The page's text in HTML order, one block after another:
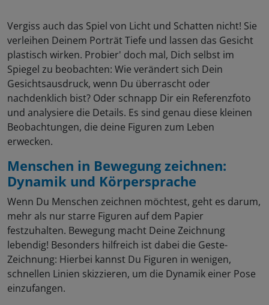
Vergiss auch das Spiel von Licht und Schatten nicht! Sie
verleihen Deinem Porträt Tiefe und lassen das Gesicht
plastisch wirken. Probier' doch mal, Dich selbst im
Spiegel zu beobachten: Wie verändert sich Dein
Gesichtsausdruck, wenn Du überrascht oder
nachdenklich bist? Oder schnapp Dir ein Referenzfoto
und analysiere die Details. Es sind genau diese kleinen
Beobachtungen, die deine Figuren zum Leben
erwecken.
Menschen in Bewegung zeichnen:
Dynamik und Körpersprache
Wenn Du Menschen zeichnen möchtest, geht es darum,
mehr als nur starre Figuren auf dem Papier
festzuhalten. Bewegung macht Deine Zeichnung
lebendig! Besonders hilfreich ist dabei die Geste-
Zeichnung: Hierbei kannst Du Figuren in wenigen,
schnellen Linien skizzieren, um die Dynamik einer Pose
einzufangen.